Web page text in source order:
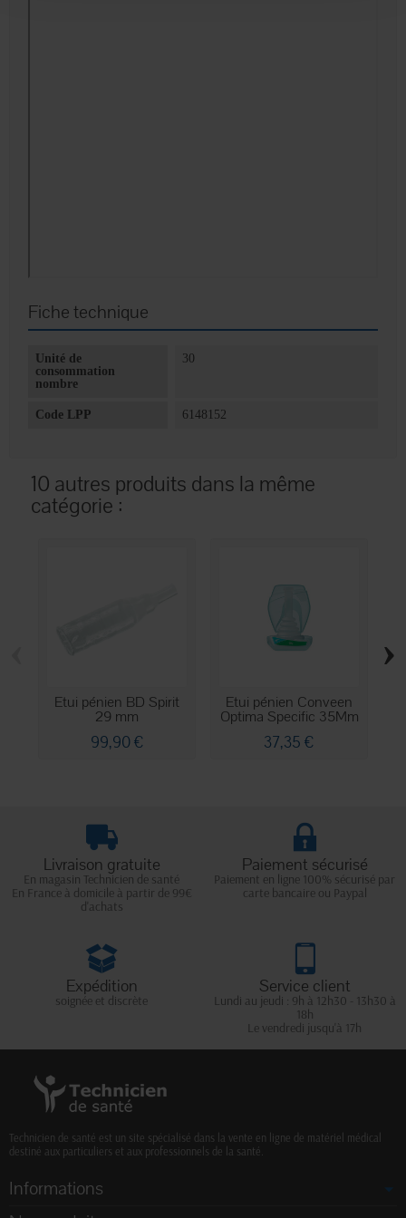
Fiche technique
Unité de
consommation
nombre
30
Code LPP 6148152
10 autres produits dans la même
catégorie :
Etui pénien BD Spirit
29 mm
99,90 €
Etui pénien Conveen
Optima Specific 35Mm
37,35 €
›
Livraison gratuite
En magasin Technicien de santé
En France à domicile à partir de 99€
d'achats
Paiement sécurisé
Paiement en ligne 100% sécurisé par
carte bancaire ou Paypal
Expédition
soignée et discrète
Service client
Lundi au jeudi : 9h à 12h30 - 13h30 à
18h
Le vendredi jusqu'à 17h
Technicien de santé est un site spécialisé dans la vente en ligne de matériel médical
destiné aux particuliers et aux professionnels de la santé.
Informations